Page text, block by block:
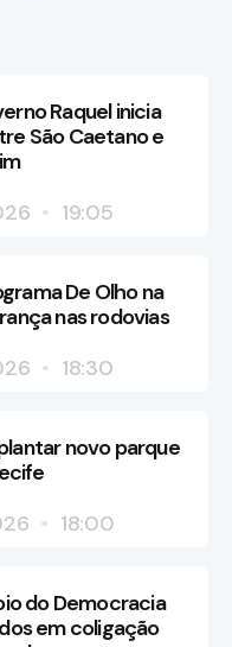
Raquel inicia
São Caetano e
19:05
De Olho na
nas rodovias
18:30
novo parque
18:00
do Democracia
em coligação